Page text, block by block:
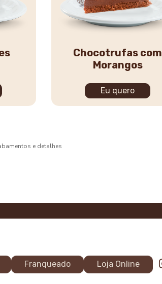
Chocotrufas com
Morangos
Eu quero
e detalhes
Franqueado Loja Online